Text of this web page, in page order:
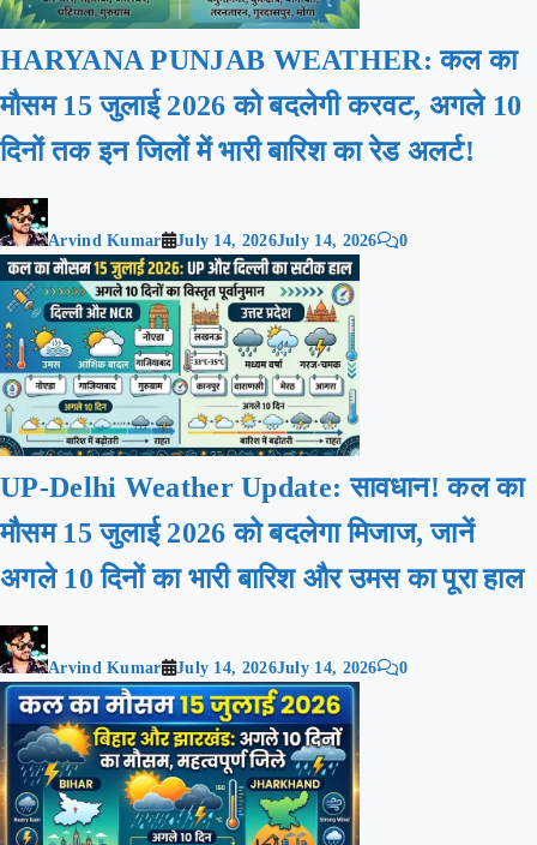
HARYANA PUNJAB WEATHER: कल का
मौसम 15 जुलाई 2026 को बदलेगी करवट, अगले 10
दिनों तक इन जिलों में भारी बारिश का रेड अलर्ट!
Arvind Kumar July 14, 2026July 14, 2026 0
UP-Delhi Weather Update: सावधान! कल का
मौसम 15 जुलाई 2026 को बदलेगा मिजाज, जानें
अगले 10 दिनों का भारी बारिश और उमस का पूरा हाल
Arvind Kumar July 14, 2026July 14, 2026 0